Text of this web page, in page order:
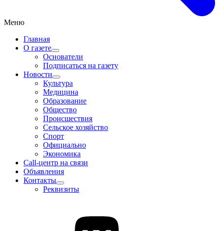
Меню
Главная
О газете
Основатели
Подписаться на газету
Новости
Культура
Медицина
Образование
Общество
Происшествия
Сельское хозяйство
Спорт
Официально
Экономика
Call-центр на связи
Объявления
Контакты
Реквизиты